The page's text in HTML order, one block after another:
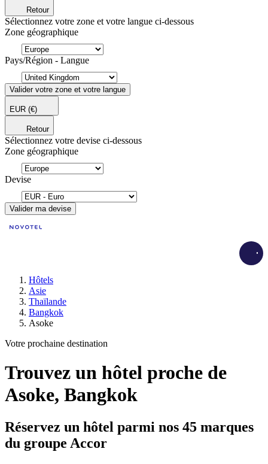
Retour
Sélectionnez votre zone et votre langue ci-dessous
Zone géographique
Pays/Région - Langue
Valider votre zone et votre langue
EUR (€)
Retour
Sélectionnez votre devise ci-dessous
Zone géographique
Devise
Valider ma devise
Hôtels
Asie
Thaïlande
Bangkok
Asoke
Votre prochaine destination
Trouvez un hôtel proche de
Asoke, Bangkok
Réservez un hôtel parmi nos 45 marques
du groupe Accor